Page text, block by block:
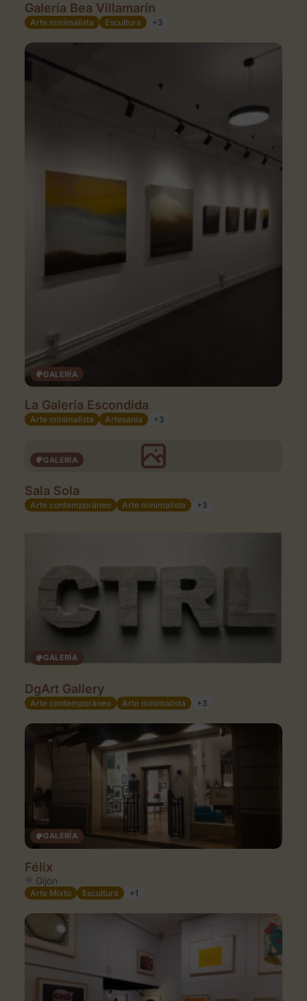
Galería Bea Villamarín
Arte minimalista Escultura +3
GALERÍA
La Galería Escondida
Arte minimalista Artesanía +3
GALERÍA
Sala Sola
Arte contemporáneo Arte minimalista +3
GALERÍA
DgArt Gallery
Arte contemporáneo Arte minimalista +3
GALERÍA
Félix
Gijón
Arte Mixto Escultura +1